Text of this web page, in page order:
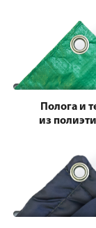
Полога и
из